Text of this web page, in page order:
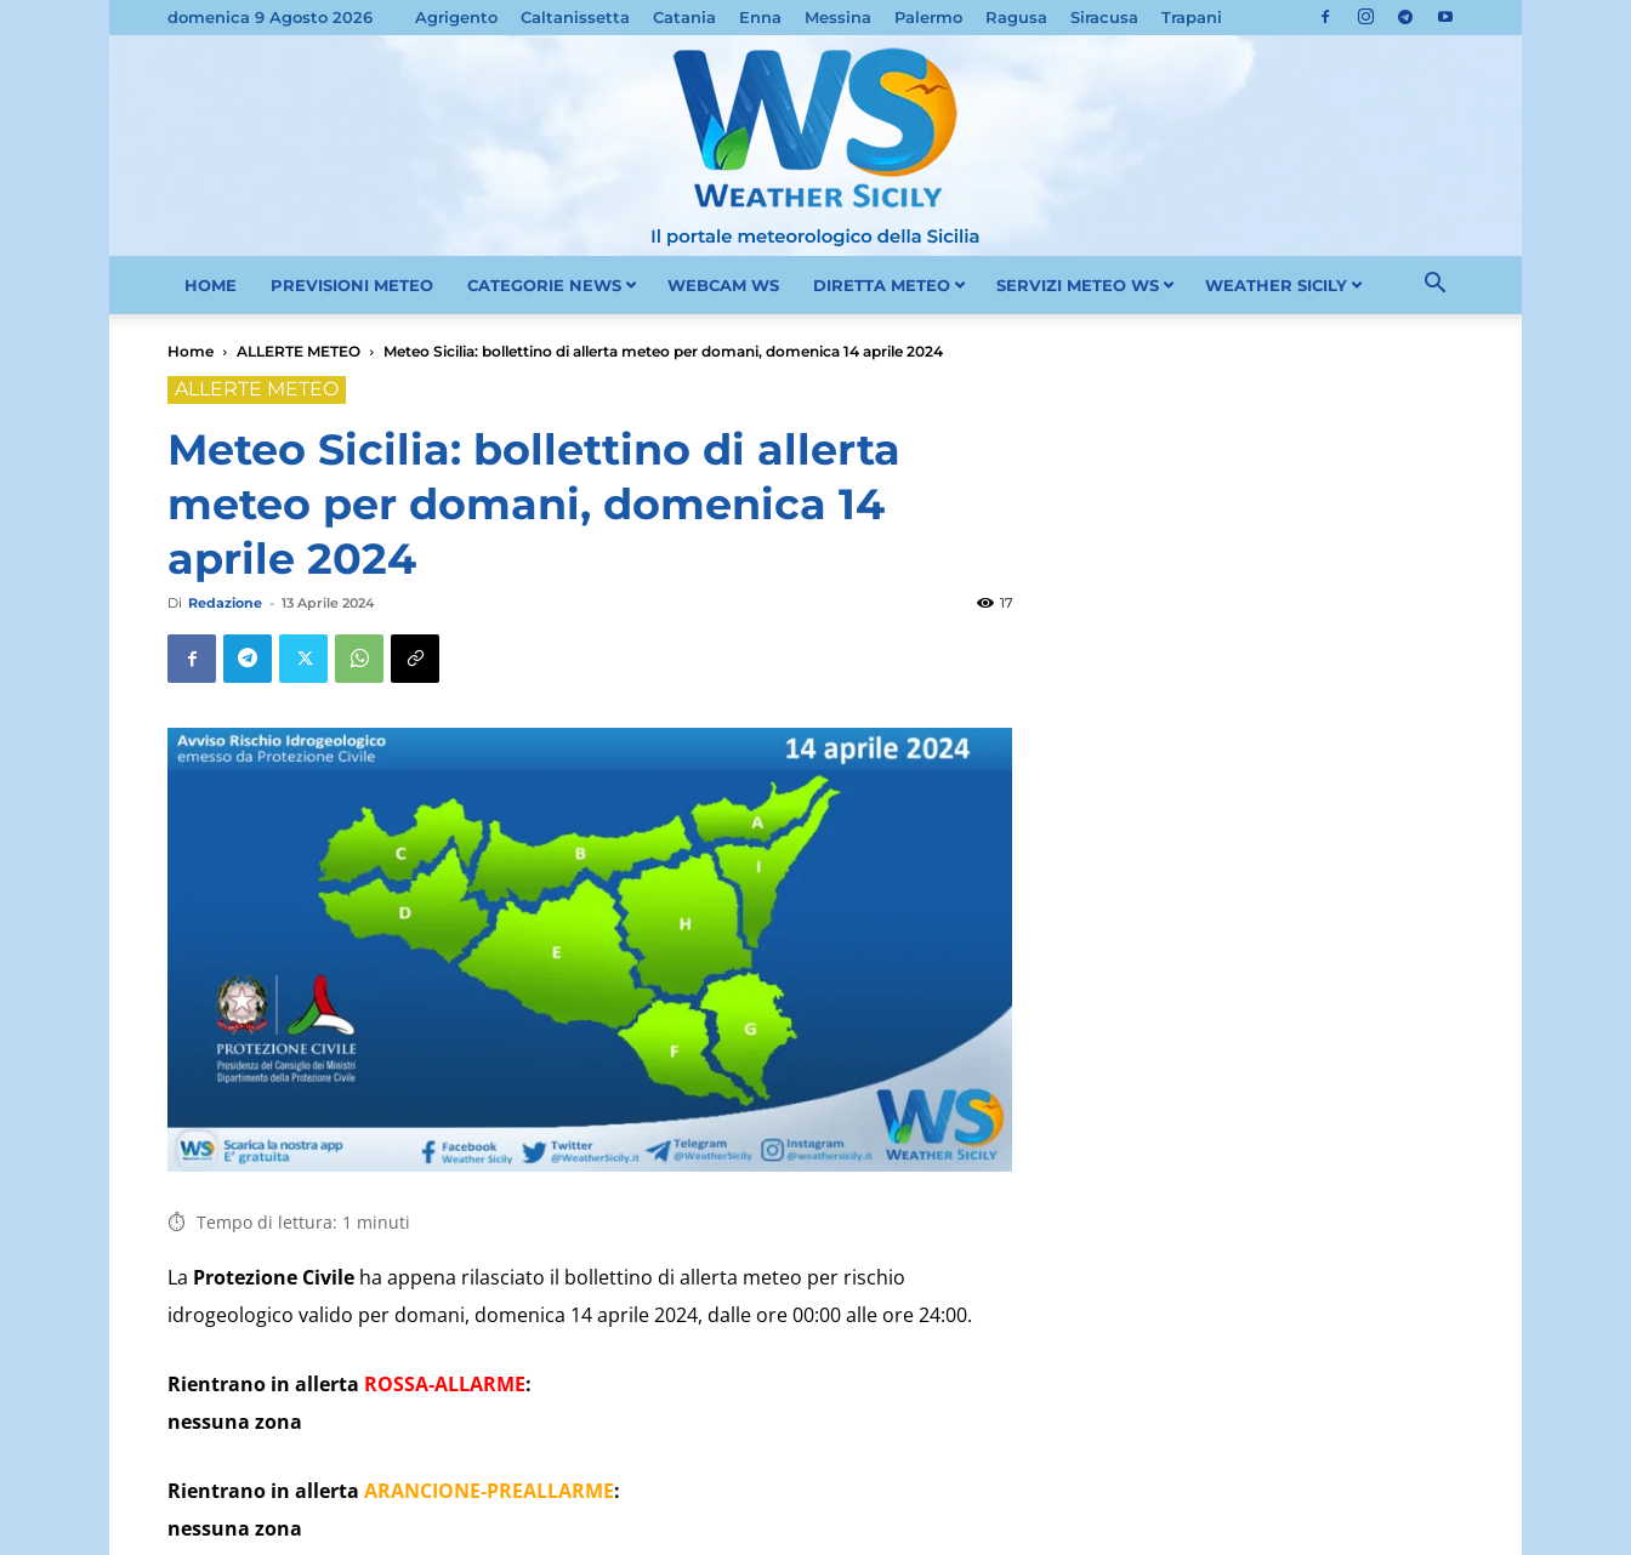
domenica 9 Agosto 2026 Agrigento Caltanissetta Catania Enna Messina Palermo Ragusa Siracusa Trapani
Sicilia
Weather
HOME PREVISIONI METEO CATEGORIE NEWS WEBCAM WS DIRETTA METEO SERVIZI METEO WS WEATHER SICILY
Home ALLERTE METEO Meteo Sicilia: bollettino di allerta meteo per domani, domenica 14 aprile 2024
ALLERTE METEO
Meteo Sicilia: bollettino di allerta
meteo per domani, domenica 14
aprile 2024
Di Redazione - 13 Aprile 2024 17
Tempo di lettura: 1 minuti
La Protezione Civile ha appena rilasciato il bollettino di allerta meteo per rischio
idrogeologico valido per domani, domenica 14 aprile 2024, dalle ore 00:00 alle ore 24:00.
Rientrano in allerta ROSSA-ALLARME:
nessuna zona
Rientrano in allerta ARANCIONE-PREALLARME:
nessuna zona